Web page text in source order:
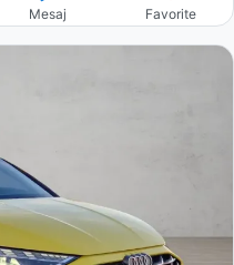
Mesaj Favorite